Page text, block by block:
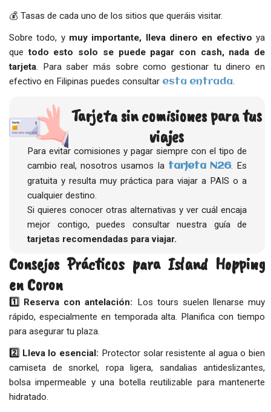
💰 Tasas de cada uno de los sitios que queráis visitar.
Sobre todo, y muy importante, lleva dinero en efectivo ya
quetodo esto solo se puede pagar con cash, nada de
tarjeta. Para saber más sobre como gestionar tu dinero en
efectivo en Filipinas puedes consultar esta entrada.
Tarjeta sin comisiones para tus
viajes
Para evitar comisiones y pagar siempre con el tipo de
cambio real, nosotros usamos la tarjeta N26. Es
gratuita y resulta muy práctica para viajar a PAIS o a
cualquier destino.
Si quieres conocer otras alternativas y ver cuál encaja
mejor contigo, puedes consultar nuestra guía de
tarjetas recomendadas para viajar.
Consejos Prácticos para Island Hopping
en Coron
1️⃣ Reserva con antelación: Los tours suelen llenarse muy
rápido, especialmente en temporada alta. Planifica con tiempo
para asegurar tu plaza.
2️⃣ Lleva lo esencial: Protector solar resistente al agua o bien
camiseta de snorkel, ropa ligera, sandalias antideslizantes,
bolsa impermeable y una botella reutilizable para mantenerte
hidratado.